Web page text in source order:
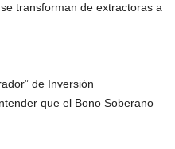
transforman de extractoras a
de Inversión
que el Bono Soberano